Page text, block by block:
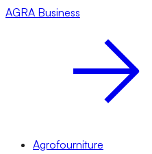
AGRA Business
Agrofourniture